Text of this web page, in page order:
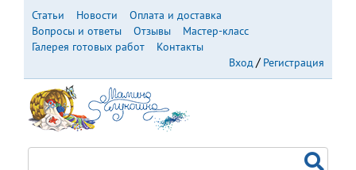
Перейти
основному
содержанию
Статьи Новости
Оплата и доставка
Вопросы и ответы
Отзывы
Мастер-класс
Галерея готовых работ
Контакты
Вход
Регистрация